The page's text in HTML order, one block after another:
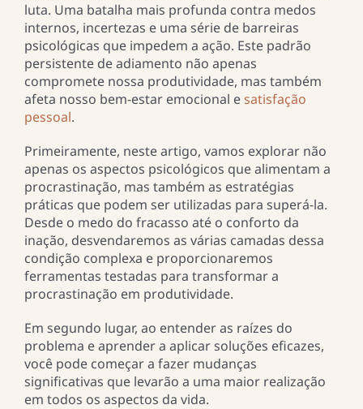
luta. Uma batalha mais profunda contra medos
internos, incertezas e uma série de barreiras
psicológicas que impedem a ação. Este padrão
persistente de adiamento não apenas
compromete nossa produtividade, mas também
afeta nosso bem-estar emocional esatisfação
pessoal.
Primeiramente, neste artigo, vamos explorar não
apenas os aspectos psicológicos que alimentam a
procrastinação, mas também as estratégias
práticas que podem ser utilizadas para superá-la.
Desde o medo do fracasso até o conforto da
inação, desvendaremos as várias camadas dessa
condição complexa e proporcionaremos
ferramentas testadas para transformar a
procrastinação em produtividade.
Em segundo lugar, ao entender as raízes do
problema e aprender a aplicar soluções eficazes,
você pode começar a fazer mudanças
significativas que levarão a uma maior realização
em todos os aspectos da vida.